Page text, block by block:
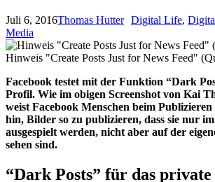
Juli 6, 2016Thomas Hutter Digital Life,
Media
Hinweis "Create Posts Just for News Feed"
Facebook testet mit der Funktion “Dark
Profil. Wie im obigen Screenshot von Kai
weist Facebook Menschen beim
hin, Bilder so zu publizieren, dass sie nur im
ausgespielt werden, nicht aber auf der
sehen sind.
“Dark Posts” für das